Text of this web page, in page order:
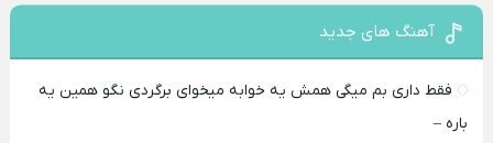
آهنگ های جدید
فقط داری بم میگی همش یه خوابه میخوای برگردی نگو همین یه
باره –